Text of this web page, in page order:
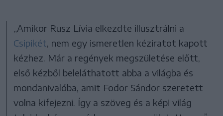
„Amikor Rusz Lívia elkezdte illusztrálni a
Csipikét, nem egy ismeretlen kéziratot kapott
kézhez. Már a regények megszületése előtt,
első kézből beleláthatott abba a világba és
mondanivalóba, amit Fodor Sándor szeretett
volna kifejezni. Így a szöveg és a képi világ